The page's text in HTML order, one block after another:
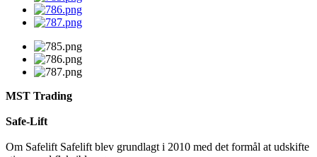
MST Trading
Safe-Lift
Om Safelift Safelift blev grundlagt i 2010 med det formål at udskifte